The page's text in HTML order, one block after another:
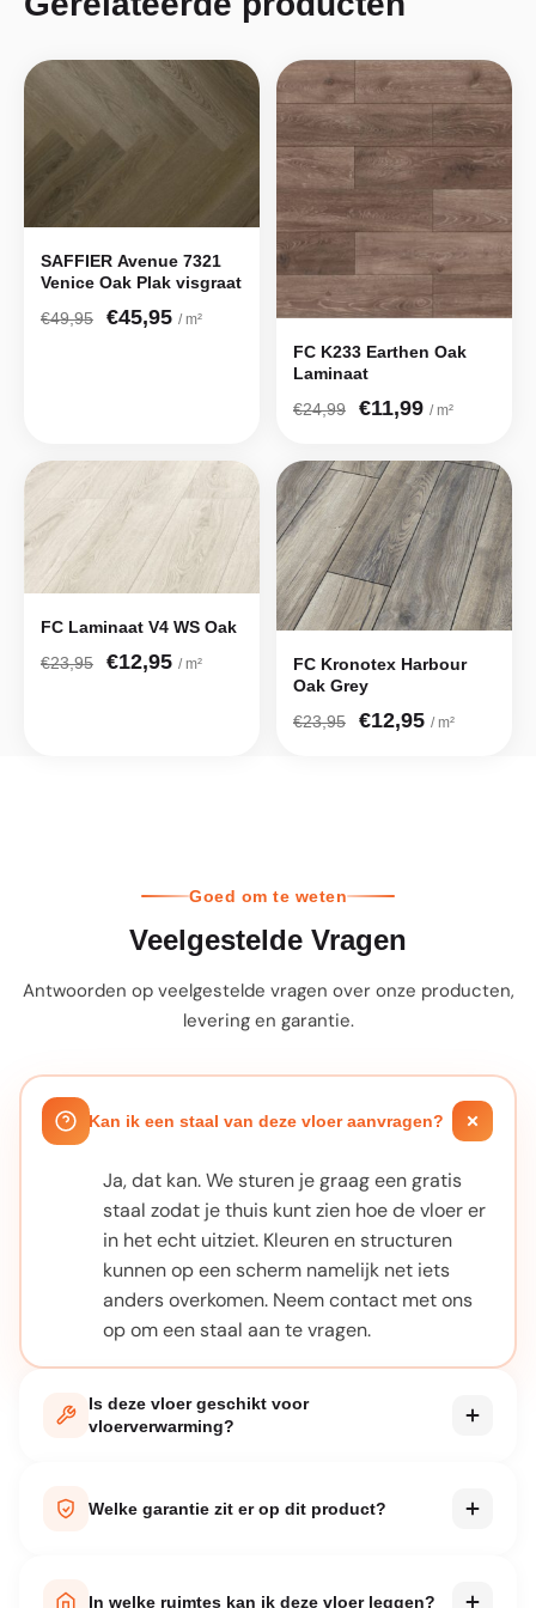
SAFFIER Avenue 7321
Venice Oak Plak visgraat
€49,95
€45,95 / m²
FC K233 Earthen Oak
Laminaat
€24,99
€11,99 / m²
FC Laminaat V4 WS Oak
€23,95
€12,95 / m²
FC Kronotex Harbour
Oak Grey
€23,95
€12,95 / m²
Goed om te weten
Veelgestelde Vragen
Antwoorden op veelgestelde vragen over onze producten,
levering en garantie.
Kan ik een staal van deze vloer aanvragen?
Ja, dat kan. We sturen je graag een gratis
staal zodat je thuis kunt zien hoe de vloer er
in het echt uitziet. Kleuren en structuren
kunnen op een scherm namelijk net iets
anders overkomen. Neem contact met ons
op om een staal aan te vragen.
Is deze vloer geschikt voor
vloerverwarming?
is voor vloerverwarming. De meeste van
oppervlaktetemperatuur die de fabrikant
Welke garantie zit er op dit product?
fabrieksgarantie. De exacte garantieperiode
In welke ruimtes kan ik deze vloer leggen?